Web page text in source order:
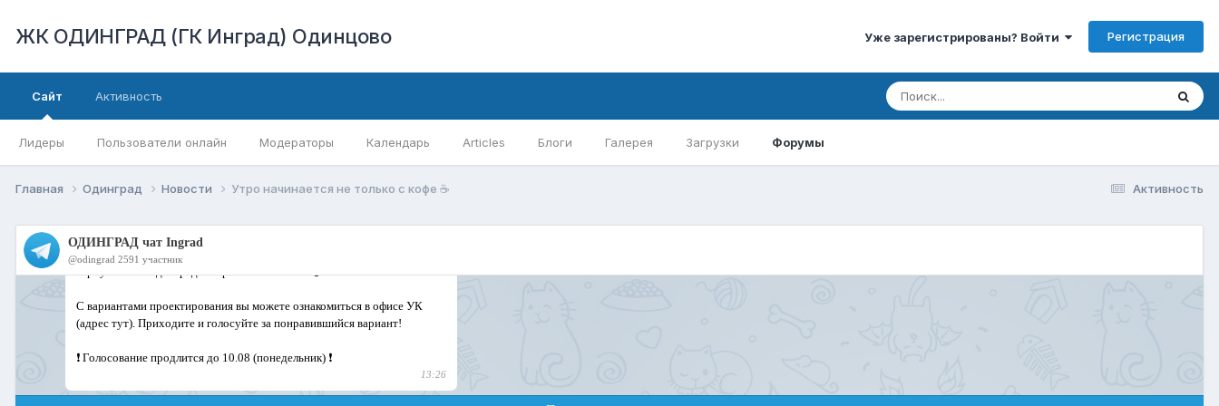
ЖК ОДИНГРАД (ГК Инград) Одинцово Уже зарегистрированы? Войти Регистрация
Сайт
Лидеры Пользователи онлайн Модераторы Календарь Articles Блоги Галерея Загрузки Форумы
Активность
Активность
Главная Одинград Новости Утро начинается не только с кофе ☕️